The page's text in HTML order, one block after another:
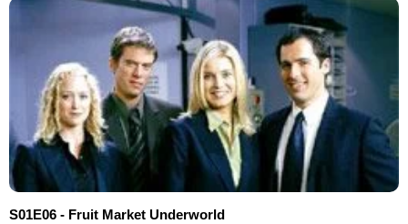
S01E06 - Fruit Market Underworld